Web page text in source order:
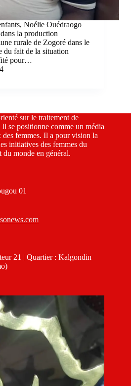
Noélie Ouédraogo
la production
rurale de Zogoré dans le
du fait de la situation
pour…
sur le traitement de
se positionne comme un média
femmes. Il a pour vision la
initiatives des femmes du
monde en général.
01
21 | Quartier : Kalgondin